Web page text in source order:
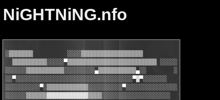
NiGHTNiNG.nfo
░▒▒▒▒▒▒▒          ░░░░▒▒▒▒▒▒▒▒▒▒▒▒▒▒▒▒▒▒          ░░░░
▒▒▒▒▒▒▒▒▒▒░░░░░▀▒▒▒▒▒▒▒▒▒▒▒▒▒▒▒▒▒▒▒▒▒▒▒▒▒▒ ░░░░░░░░ ▀ ░░
░░░░░░▒▒▒▒▒▒▒▒▒▒▒░░░░░░░░░▄▒▒▒▒▒▒▒▒▒▒▒▄░░        ░░░░░░
░░▀░░░░░░░░░░░░░░░░░░░░░░░░░░░░░░░░░░▀▓▀░░░░░░░         █▀
░░░░░░░░░░▀░▒▒▒▒▒▒▒▒▒▒▒▒░░░░░░░░░░▀░░░░░░░░░░░░░░░░░
░░░░░░▒▒▒▒▒▒▓▓▓▓▓▓▓▓▓▓▓▓▒▒▒▒░░░░░░░░░░░░░░░░░░░░       █